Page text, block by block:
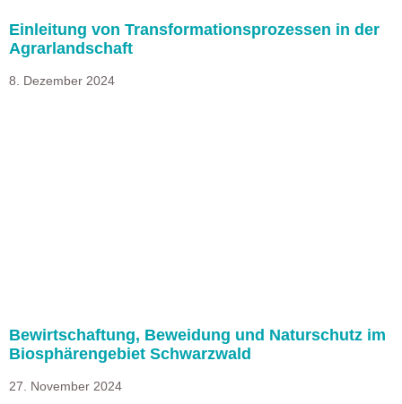
Einleitung von Transformationsprozessen in der
Agrarlandschaft
8. Dezember 2024
Bewirtschaftung, Beweidung und Naturschutz im
Biosphärengebiet Schwarzwald
27. November 2024